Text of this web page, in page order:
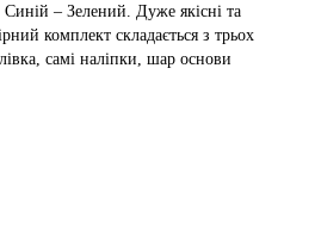
– Зелений. Дуже якісні та
комплект складається з трьох
самі наліпки, шар основи